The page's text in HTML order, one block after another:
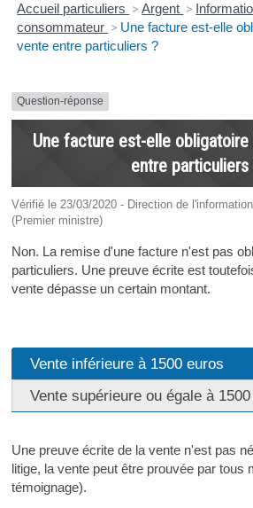
Accueil particuliers > Argent >
consommateur > Une facture est-elle
vente entre particuliers ?
Question-réponse
Une facture est-elle
entre particuliers
Vérifié le 23/03/2020 - Direction de
(Premier ministre)
Non. La remise d'une facture n'est pas
particuliers. Une preuve écrite est
vente dépasse un certain montant.
Vente inférieure à 1500 euros
Vente supérieure ou égale à
Une preuve écrite de la vente n'est pas
litige, la vente peut être prouvée par tous
témoignage).